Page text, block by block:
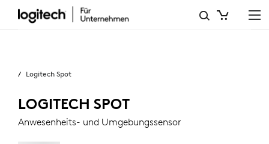
LOGITECH
UND
UMGEBUNGSSENSOR
Logitech Spot
LOGITECH SPOT
Anwesenheits- und Umgebungssensor